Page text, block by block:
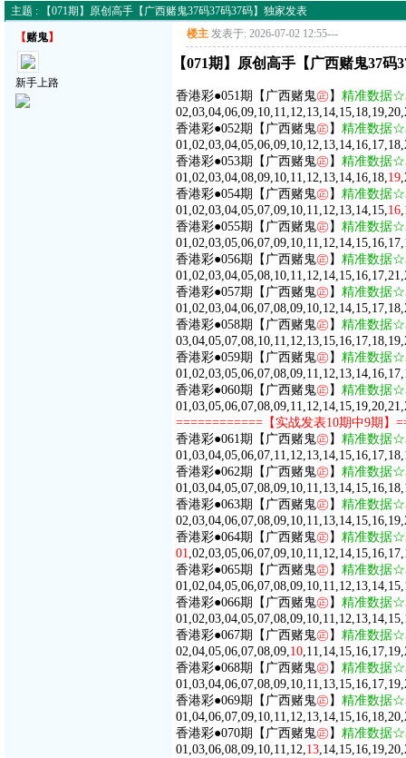
主题 : 【071期】原创高手【广西赌鬼37码37码37码】独家发表
【赌鬼】
新手上路
楼主 发表于: 2026-07-02 12:55---
【071期】原创高手【广西赌鬼37码
香港彩●051期【广西赌鬼㊣】 精准数据
香港彩●052期【广西赌鬼㊣】 精准数据
香港彩●053期【广西赌鬼㊣】 精准数据
01,02,03,04,08,09,10,11,12,13,14,16,18,19
香港彩●054期【广西赌鬼㊣】 精准数据
01,02,03,04,05,07,09,10,11,12,13,14,15,16
香港彩●055期【广西赌鬼㊣】 精准数据
香港彩●056期【广西赌鬼㊣】 精准数据
香港彩●057期【广西赌鬼㊣】 精准数据
香港彩●058期【广西赌鬼㊣】 精准数据
香港彩●059期【广西赌鬼㊣】 精准数据
香港彩●060期【广西赌鬼㊣】 精准数据
============【实战发表10期中9期】
香港彩●061期【广西赌鬼㊣】 精准数据
香港彩●062期【广西赌鬼㊣】 精准数据
香港彩●063期【广西赌鬼㊣】 精准数据
香港彩●064期【广西赌鬼㊣】 精准数据
01
香港彩●065期【广西赌鬼㊣】 精准数据
香港彩●066期【广西赌鬼㊣】 精准数据
香港彩●067期【广西赌鬼㊣】 精准数据
02,04,05,06,07,08,09,10
香港彩●068期【广西赌鬼㊣】 精准数据
香港彩●069期【广西赌鬼㊣】 精准数据
香港彩●070期【广西赌鬼㊣】 精准数据
01,03,06,08,09,10,11,12,13